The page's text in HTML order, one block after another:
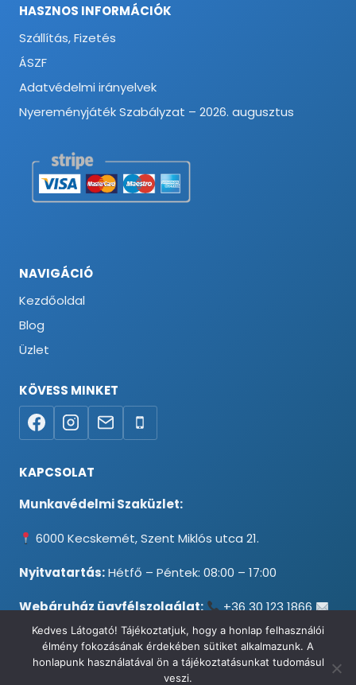
HASZNOS INFORMÁCIÓK
Szállítás, Fizetés
ÁSZF
Adatvédelmi irányelvek
Nyereményjáték Szabályzat – 2026. augusztus
NAVIGÁCIÓ
Kezdőoldal
Blog
Üzlet
KÖVESS MINKET
KAPCSOLAT
Munkavédelmi Szaküzlet:
6000 Kecskemét, Szent Miklós utca 21.
Nyitvatartás:Hétfő – Péntek: 08:00 – 17:00
Webáruház ügyfélszolgálat:
+36 30 123 1866
info@testpancel.hu
Kedves Látogató! Tájékoztatjuk, hogy a honlap felhasználói
élmény fokozásának érdekében sütiket alkalmazunk. A
honlapunk használatával ön a tájékoztatásunkat tudomásul
veszi.